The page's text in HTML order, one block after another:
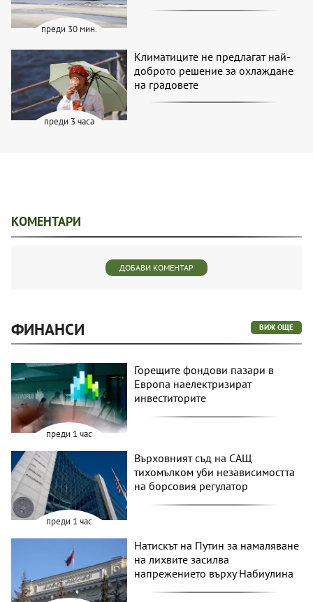
преди 30 мин.
преди 3 часа
Климатиците не предлагат най-
доброто решение за охлаждане
на градовете
КОМЕНТАРИ
ДОБАВИ КОМЕНТАР
ФИНАНСИ ВИЖ ОЩЕ
преди 1 час
Горещите фондови пазари в
Европа наелектризират
инвеститорите
преди 1 час
Върховният съд на САЩ
тихомълком уби независимостта
на борсовия регулатор
Натискът на Путин за намаляване
на лихвите засилва
напрежението върху Набиулина